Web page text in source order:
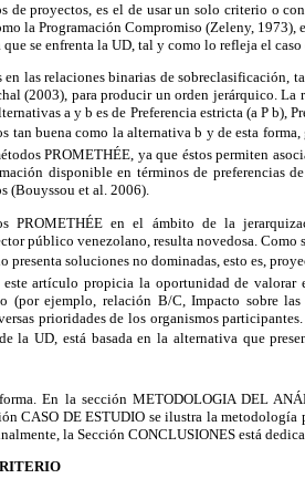
de proyectos, es el de usar un solo criterio o
la Programación Compromiso (Zeleny, 1973),
se enfrenta la UD, tal y como lo refleja el
las relaciones binarias de sobreclasificación,
(2003), para producir un orden jerárquico. La
a y b es de Preferencia estricta (a P b),
tan buena como la alternativa b y de esta
PROMETHÉE, ya que éstos permiten
disponible en términos de preferencias
(Bouyssou et al. 2006).
PROMETHÉE en el ámbito de la
público venezolano, resulta novedosa.
soluciones no dominadas, esto es,
artículo propicia la oportunidad de
ejemplo, relación B/C, Impacto sobre las
prioridades de los organismos
la UD, está basada en la alternativa que
En la sección METODOLOGIA DEL
CASO DE ESTUDIO se ilustra la
la Sección CONCLUSIONES está